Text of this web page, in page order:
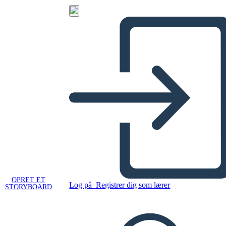
OPRET ET
STORYBOARD
Log på Registrer dig som lærer